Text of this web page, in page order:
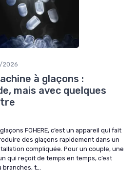
2026
à glaçons :
mais avec quelques
FOHERE, c’est un appareil qui fait
des glaçons rapidement dans un
compliquée. Pour un couple, une
qui reçoit de temps en temps, c’est
t...